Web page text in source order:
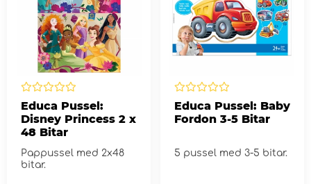
Educa Pussel:
Disney Princess 2 x
48 Bitar
Pappussel med 2x48
bitar.
Educa Pussel: Baby
Fordon 3-5 Bitar
5 pussel med 3-5 bitar.